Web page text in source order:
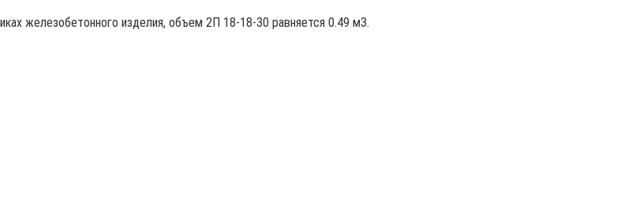
железобетонного изделия, объем 2П 18-18-30 равняется 0.49 м3.